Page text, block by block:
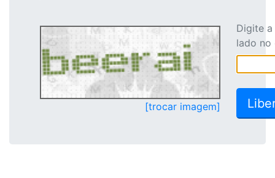
[trocar imagem]
Digite
lado no